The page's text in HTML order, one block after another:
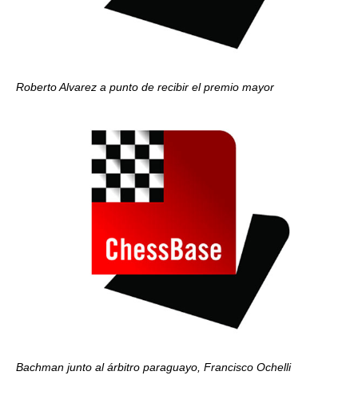
Roberto Alvarez a punto de recibir el premio mayor
Bachman junto al árbitro paraguayo, Francisco Ochelli